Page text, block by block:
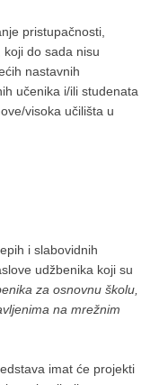
pristupačnosti,
do sada nisu
nastavnih
učenika i/ili studenata
visoka učilišta u
i slabovidnih
udžbenika koji su
za osnovnu školu,
na mrežnim
imat će projekti